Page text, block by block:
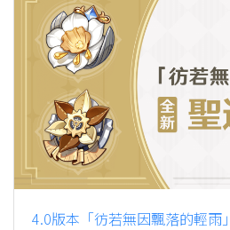
4.0版本「彷若無因飄落的輕雨